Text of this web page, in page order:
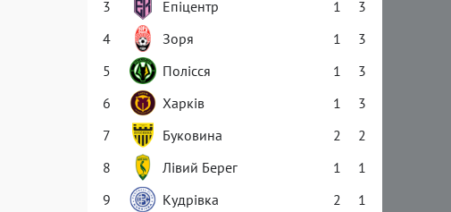
3
Епіцентр 1
3
4
Зоря 1
3
5
Полісся 1
3
6
Харків 1
3
7
Буковина 2
2
8
Лівий Берег 1
1
9
Кудрівка 2
1